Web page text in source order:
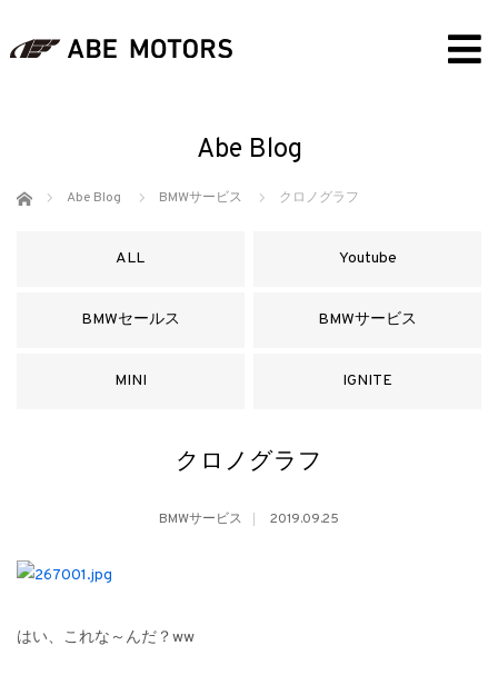
Abe Blog
ホーム Abe Blog BMWサービス クロノグラフ
ALL Youtube
BMWセールス BMWサービス
MINI IGNITE
クロノグラフ
BMWサービス 2019.09.25
はい、これな～んだ？ww